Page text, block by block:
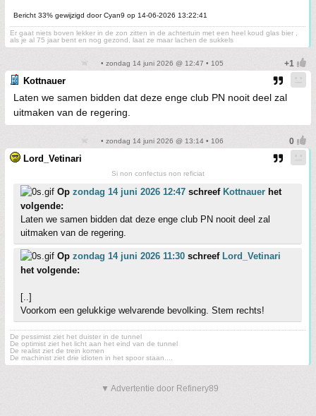
Bericht 33% gewijzigd door Cyan9 op 14-06-2026 13:22:41
Er gaat niets boven lekker in de zon zitten in de achtertuin met een heel koud glas bier ,
als je al 75 jaar bent en nog gezond, laat ze maar lachen de sukkels
• zondag 14 juni 2026 @ 12:47 • 105
Kottnauer
Laten we samen bidden dat deze enge club PN nooit deel zal
uitmaken van de regering.
• zondag 14 juni 2026 @ 13:14 • 106
Lord_Vetinari
Si non confectus non reficiat
Op zondag 14 juni 2026 12:47 schreef Kottnauer het
volgende:
Laten we samen bidden dat deze enge club PN nooit deel zal
uitmaken van de regering.
Op zondag 14 juni 2026 11:30 schreef Lord_Vetinari
het volgende:
[..]
Voorkom een gelukkige welvarende bevolking. Stem rechts!
De pessimist ziet het duister in de tunnel
De optimist ziet het licht aan het eind van de tunnel
De realist ziet de trein komen
De machinist ziet drie idioten in het spoor staan....
▼ Advertentie door Refinery89